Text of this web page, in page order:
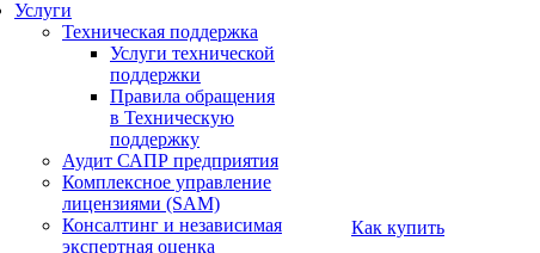
Услуги
Техническая поддержка
Услуги технической
поддержки
Правила обращения
в Техническую
поддержку
Аудит САПР предприятия
Комплексное управление
лицензиями (SAM)
Консалтинг и независимая
экспертная оценка
Как купить